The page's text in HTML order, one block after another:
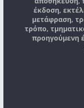
έκδοση,
μετάφραση,
τρόπο,
προηγούμενη